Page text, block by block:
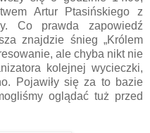
Artur Ptasińskiego z
Co prawda zapowiedź
znajdzie śnieg „Królem
ale chyba nikt nie
kolejnej wycieczki,
Pojawiły się za to bazie
oglądać tuż przed